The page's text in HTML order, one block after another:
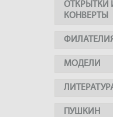
ОТКРЫТКИ
КОНВЕРТЫ
МОДЕЛИ
ПУШКИН